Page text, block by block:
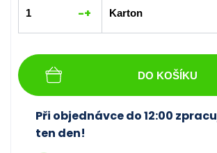
-+
DO KOŠÍKU
Při objednávce do 12:00
ten den!